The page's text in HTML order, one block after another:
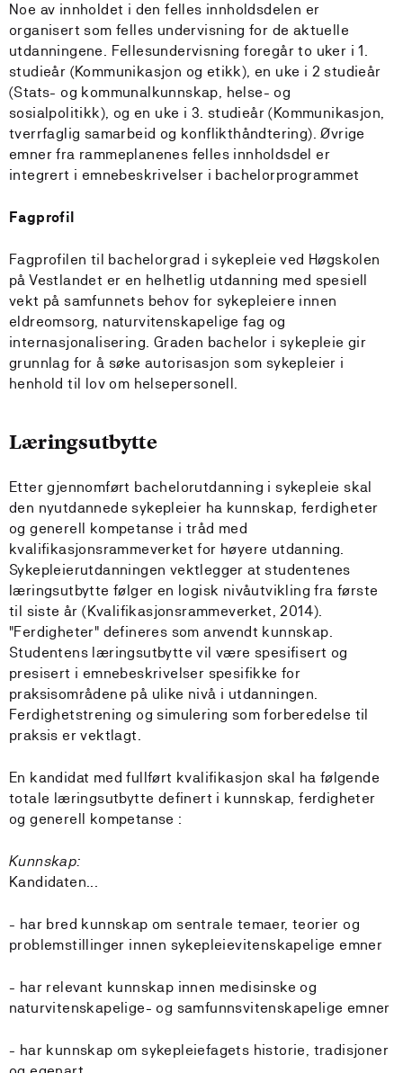
Noe av innholdet i den felles innholdsdelen er
organisert som felles undervisning for de aktuelle
utdanningene. Fellesundervisning foregår to uker i 1.
studieår (Kommunikasjon og etikk), en uke i 2 studieår
(Stats- og kommunalkunnskap, helse- og
sosialpolitikk), og en uke i 3. studieår (Kommunikasjon,
tverrfaglig samarbeid og konflikthåndtering). Øvrige
emner fra rammeplanenes felles innholdsdel er
integrert i emnebeskrivelser i bachelorprogrammet
Fagprofil
Fagprofilen til bachelorgrad i sykepleie ved Høgskolen
på Vestlandet er en helhetlig utdanning med spesiell
vekt på samfunnets behov for sykepleiere innen
eldreomsorg, naturvitenskapelige fag og
internasjonalisering. Graden bachelor i sykepleie gir
grunnlag for å søke autorisasjon som sykepleier i
henhold til lov om helsepersonell.
Læringsutbytte
Etter gjennomført bachelorutdanning i sykepleie skal
den nyutdannede sykepleier ha kunnskap, ferdigheter
og generell kompetanse i tråd med
kvalifikasjonsrammeverket for høyere utdanning.
Sykepleierutdanningen vektlegger at studentenes
læringsutbytte følger en logisk nivåutvikling fra første
til siste år (Kvalifikasjonsrammeverket, 2014).
"Ferdigheter" defineres som anvendt kunnskap.
Studentens læringsutbytte vil være spesifisert og
presisert i emnebeskrivelser spesifikke for
praksisområdene på ulike nivå i utdanningen.
Ferdighetstrening og simulering som forberedelse til
praksis er vektlagt.
En kandidat med fullført kvalifikasjon skal ha følgende
totale læringsutbytte definert i kunnskap, ferdigheter
og generell kompetanse :
Kunnskap:
Kandidaten...
- har bred kunnskap om sentrale temaer, teorier og
problemstillinger innen sykepleievitenskapelige emner
- har relevant kunnskap innen medisinske og
naturvitenskapelige- og samfunnsvitenskapelige emner
- har kunnskap om sykepleiefagets historie, tradisjoner